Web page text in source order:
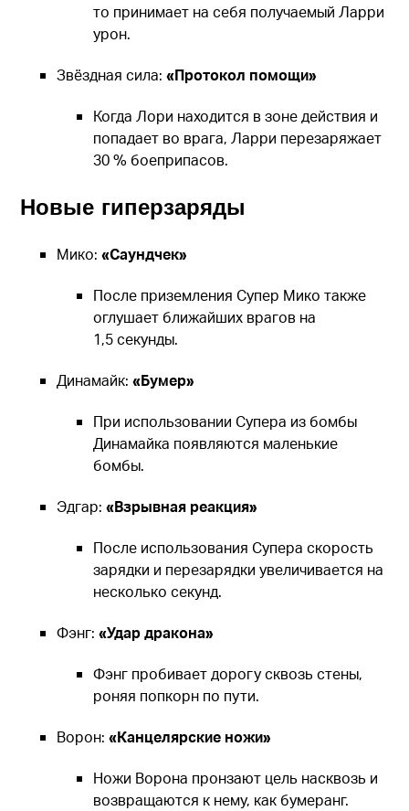
то принимает на себя получаемый Ларри
урон.
Звёздная сила:«Протокол помощи»
Когда Лори находится в зоне действия и
попадает во врага, Ларри перезаряжает
30 % боеприпасов.
Новые гиперзаряды
Мико:«Саундчек»
После приземления Супер Мико также
оглушает ближайших врагов на
1,5 секунды.
Динамайк:«Бумер»
При использовании Супера из бомбы
Динамайка появляются маленькие
бомбы.
Эдгар:«Взрывная реакция»
После использования Супера скорость
зарядки и перезарядки увеличивается на
несколько секунд.
Фэнг:«Удар дракона»
Фэнг пробивает дорогу сквозь стены,
роняя попкорн по пути.
Ворон:«Канцелярские ножи»
Ножи Ворона пронзают цель насквозь и
возвращаются к нему, как бумеранг.